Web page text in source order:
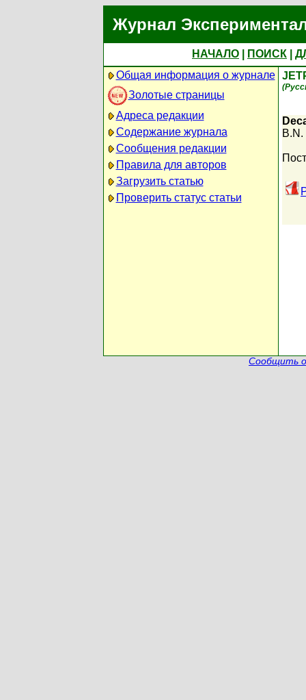
Журнал
НАЧАЛО ПОИСК
Общая информация о журнале
Золотые страницы
Адреса редакции
Содержание журнала
Сообщения редакции
Правила для авторов
Загрузить статью
Проверить статус статьи
Сообщить о